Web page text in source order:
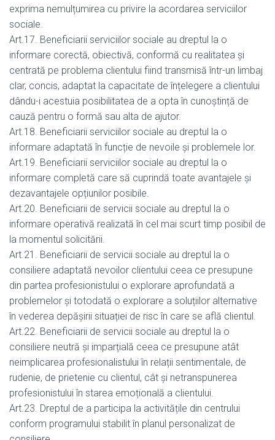
exprima nemulțumirea cu privire la acordarea serviciilor
sociale.
Art.17. Beneficiarii serviciilor sociale au dreptul la o
informare corectă, obiectivă, conformă cu realitatea și
centrată pe problema clientului fiind transmisă într-un limbaj
clar, concis, adaptat la capacitate de înțelegere a clientului
dându-i acestuia posibilitatea de a opta în cunoștință de
cauză pentru o formă sau alta de ajutor.
Art.18. Beneficiarii serviciilor sociale au dreptul la o
informare adaptată în funcție de nevoile și problemele lor.
Art.19. Beneficiarii serviciilor sociale au dreptul la o
informare completă care să cuprindă toate avantajele și
dezavantajele opțiunilor posibile.
Art.20. Beneficiarii de servicii sociale au dreptul la o
informare operativă realizată în cel mai scurt timp posibil de
la momentul solicitării.
Art.21. Beneficiarii de servicii sociale au dreptul la o
consiliere adaptată nevoilor clientului ceea ce presupune
din partea profesionistului o explorare aprofundată a
problemelor și totodată o explorare a soluțiilor alternative
în vederea depășirii situației de risc în care se află clientul.
Art.22. Beneficiarii de servicii sociale au dreptul la o
consiliere neutră și imparțială ceea ce presupune atât
neimplicarea profesionalistului în relații sentimentale, de
rudenie, de prietenie cu clientul, cât și netranspunerea
profesionistului în starea emoțională a clientului.
Art.23. Dreptul de a participa la activitățile din centrului
conform programului stabilit în planul personalizat de